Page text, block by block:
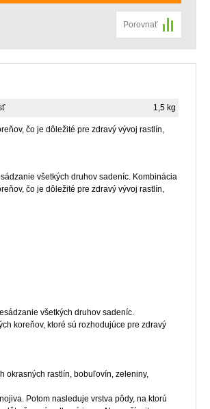
Porovnať
1,5 kg
čo je dôležité pre zdravý vývoj rastlín,
všetkých druhov sadeníc. Kombinácia
čo je dôležité pre zdravý vývoj rastlín,
všetkých druhov sadeníc.
koreňov, ktoré sú rozhodujúce pre zdravý
okrasných rastlín, bobuľovín, zeleniny,
Potom nasleduje vrstva pôdy, na ktorú